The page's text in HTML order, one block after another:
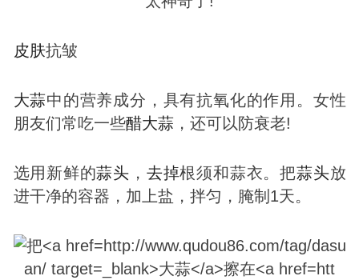
皮肤抗皱
大蒜中的营养成分，具有抗氧化的作用。女性
朋友们常吃一些醋大蒜，还可以防衰老!
选用新鲜的蒜头 ， 去掉根须和蒜衣。把蒜头放
进干净的容器，加上盐，拌匀，腌制1天。